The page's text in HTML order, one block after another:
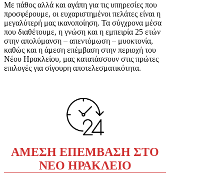
Με πάθος αλλά και αγάπη για τις υπηρεσίες που
προσφέρουμε, οι ευχαριστημένοι πελάτες είναι η
μεγαλύτερή μας ικανοποίηση. Τα σύγχρονα μέσα
που διαθέτουμε, η γνώση και η εμπειρία 25 ετών
στην απολύμανση – απεντόμωση – μυοκτονία,
καθώς και η άμεση επέμβαση στην περιοχή του
Νέου Ηρακλείου, μας κατατάσσουν στις πρώτες
επιλογές για σίγουρη αποτελεσματικότητα.
ΑΜΕΣΗ ΕΠΕΜΒΑΣΗ ΣΤΟ
ΝΕΟ ΗΡΑΚΛΕΙΟ